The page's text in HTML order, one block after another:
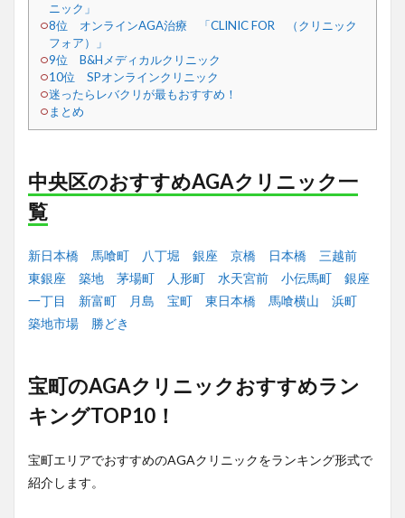
ニック」
8位 オンラインAGA治療 「CLINIC FOR （クリニック
フォア）」
9位 B&Hメディカルクリニック
10位 SPオンラインクリニック
迷ったらレバクリが最もおすすめ！
まとめ
中央区のおすすめAGAクリニック一
覧
新日本橋 馬喰町 八丁堀 銀座 京橋 日本橋
三越前
東銀座
築地 茅場町 人形町 水天宮前 小伝馬町
銀座
一丁目
新富町 月島 宝町 東日本橋 馬喰横山
浜町
築地市場
勝どき
宝町のAGAクリニックおすすめラン
キングTOP10！
宝町エリアでおすすめのAGAクリニックをランキング形式で
紹介します。